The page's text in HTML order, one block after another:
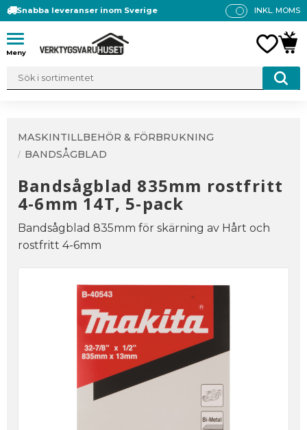
Meny
Snabba leveranser inom Sverige
P
INKL. MOMS
MASKINTILLBEHÖR & FÖRBRUKNING
BANDSÅGBLAD
Bandsågblad 835mm rostfritt
4-6mm 14T, 5-pack
Bandsågblad 835mm för skärning av Hårt och
rostfritt 4-6mm